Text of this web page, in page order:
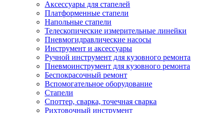
Аксессуары для стапелей
Платформенные стапели
Напольные стапели
Телескопические измерительные линейки
Пневмогидравлические насосы
Инструмент и аксессуары
Ручной инструмент для кузовного ремонта
Пневмоинструмент для кузовного ремонта
Беспокрасочный ремонт
Вспомогательное оборудование
Стапели
Споттер, сварка, точечная сварка
Рихтовочный инструмент